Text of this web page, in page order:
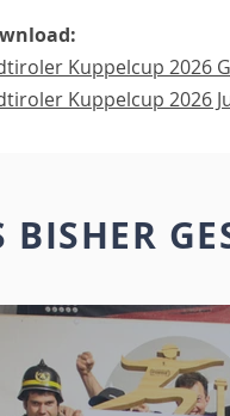
Kuppelcup 2026
Kuppelcup 2026
BISHER